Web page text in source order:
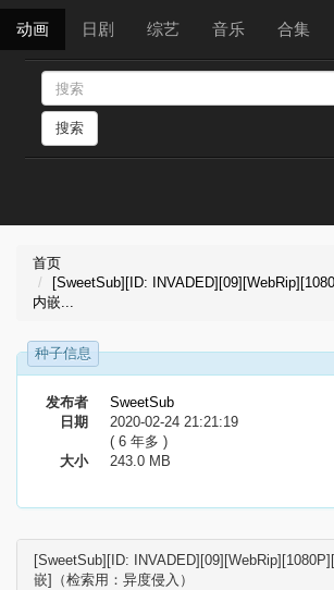
动画 日剧 综艺 音乐 合集
搜索
首页
[SweetSub][ID:
内嵌...
种子信息
发布者
SweetSub
日期
2020-02-24 21:21:19
( 6 年多 )
大小
243.0 MB
[SweetSub][ID:
嵌]（检索用：异度侵入）